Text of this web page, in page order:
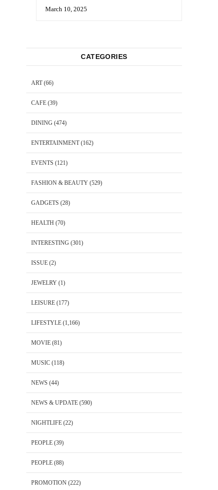
March 10, 2025
CATEGORIES
ART(66)
CAFE (39)
DINING (474)
ENTERTAINMENT(162)
EVENTS (121)
FASHION & BEAUTY (529)
GADGETS (28)
HEALTH (70)
INTERESTING (301)
ISSUE (2)
JEWELRY (1)
LEISURE (177)
LIFESTYLE (1,166)
MOVIE (81)
MUSIC (118)
NEWS (44)
NEWS & UPDATE (590)
NIGHTLIFE (22)
PEOPLE (39)
PEOPLE (88)
PROMOTION (222)